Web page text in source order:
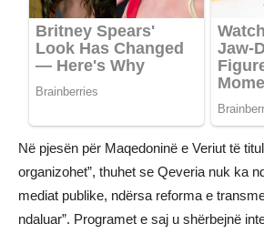
Në pjesën për Maqedoninë e Veriut të
organizohet”, thuhet se Qeveria nuk ka
mediat publike, ndërsa reforma e
ndaluar”. Programet e saj u shërbejnë